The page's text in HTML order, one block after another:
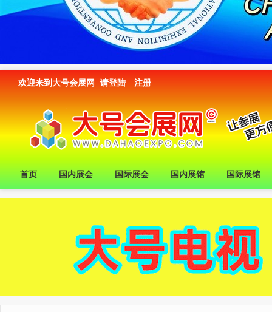
欢迎来到大号会展网 请登陆 注册
首页 国内展会 国际展会 国内展馆 国际展馆